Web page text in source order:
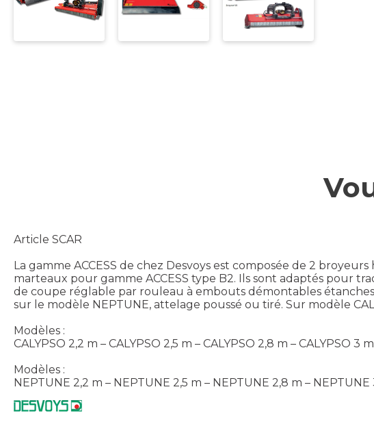
Article SCAR
La gamme ACCESS de chez Desvoys est composée de 2
marteaux pour gamme ACCESS type B2. Ils sont adaptés pour
de coupe réglable par rouleau à embouts démontables
sur le modèle NEPTUNE, attelage poussé ou tiré. Sur modèle
Modèles :
CALYPSO 2,2 m – CALYPSO 2,5 m – CALYPSO 2,8 m – CALYPSO 3 m
Modèles :
NEPTUNE 2,2 m – NEPTUNE 2,5 m – NEPTUNE 2,8 m – NEPTUNE